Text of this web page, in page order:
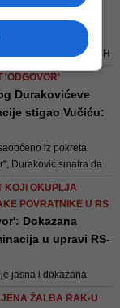
koje dolaze - poručuje
prijedlog
za...
je pozvao građane BiH
svijetu da podrže ovu
u RS-u, smatrajući da
svih naroda i
žive u BiH i ostaju
za njenu zajedničku
'ODGOVOR'
Durakovićeve
stigao Vučiću:
iz pokreta
Duraković smatra da
regionu, te da nema
uključivanje u dijalogu o
ni prema BiH, a ni
na Kosovu
KOJI OKUPLJA
POVRATNIKE U RS
Dokazana
u upravi RS-
je jasna i dokazana
budući da se ne
ŽALBA RAK-U